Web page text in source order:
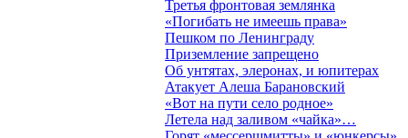
Третья фронтовая землянка
«Погибать не имеешь права»
Пешком по Ленинграду
Приземление запрещено
Об унтятах, элеронах, и юпитерах
Атакует Алеша Барановский
«Вот на пути село родное»
Летела над заливом «чайка»…